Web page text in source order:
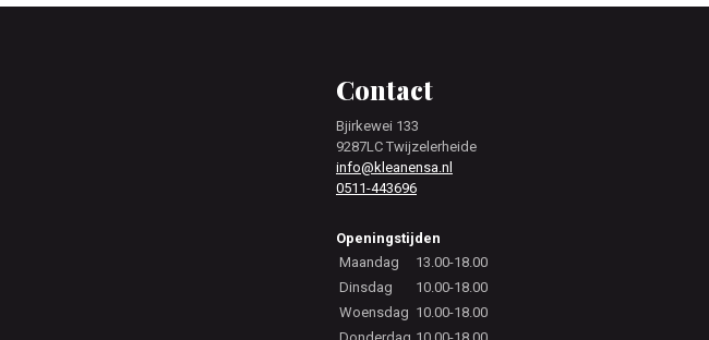
Contact
Bjirkewei 133
9287LC Twijzelerheide
info@kleanensa.nl
0511-443696
Openingstijden
Maandag
13.00-18.00
Dinsdag
10.00-18.00
Woensdag 10.00-18.00